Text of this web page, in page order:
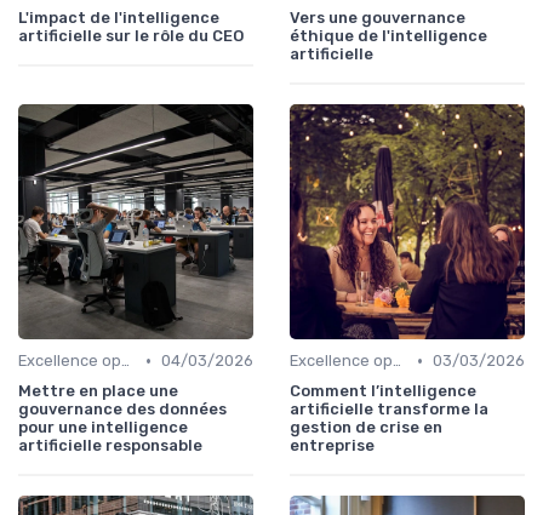
L'impact de l'intelligence
artificielle sur le rôle du CEO
Vers une gouvernance
éthique de l'intelligence
artificielle
Excellence opérationnelle • 04/03/2026
Mettre en place une
gouvernance des données
pour une intelligence
artificielle responsable
Excellence opérationnelle • 03/03/2026
Comment l’intelligence
artificielle transforme la
gestion de crise en
entreprise